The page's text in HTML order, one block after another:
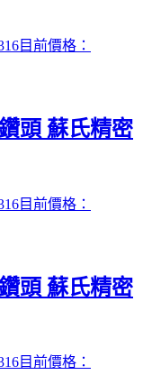
目前價格：
頭 蘇氏精密
目前價格：
頭 蘇氏精密
目前價格：